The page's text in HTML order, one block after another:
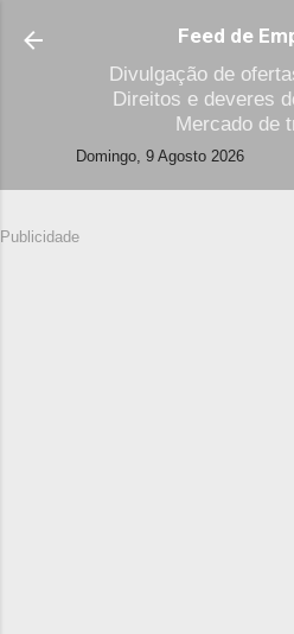
Avançar
Feed de
Divulgação de
Direitos e deveres
Mercado de
Domingo, 9 Agosto 2026
Publicidade